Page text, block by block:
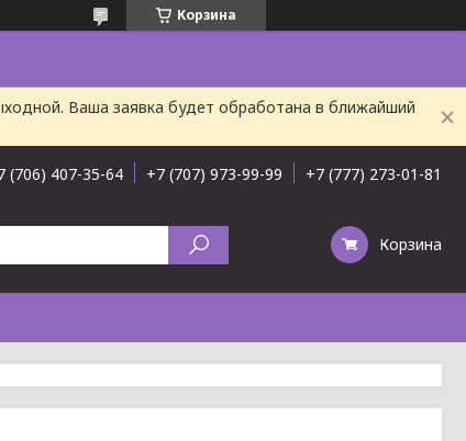
Корзина
Ваша заявка будет обработана в ближайший
(706) 407-35-64 +7 (707) 973-99-99 +7 (777) 273-01-81
Корзина